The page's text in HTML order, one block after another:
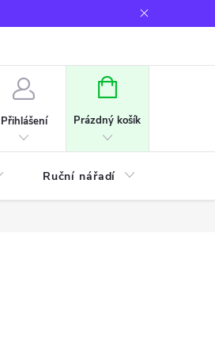
Přihlášení
NÁKUPNÍ
Prázdný košík
Ruční nářadí